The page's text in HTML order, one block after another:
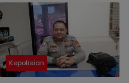
Kepolisian